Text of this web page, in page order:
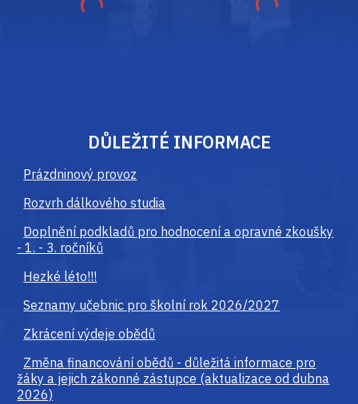
DŮLEŽITÉ INFORMACE
Prázdninový provoz
Rozvrh dálkového studia
Doplnění podkladů pro hodnocení a opravné zkoušky
- 1. - 3. ročníků
Hezké léto!!!
Seznamy učebnic pro školní rok 2026/2027
Zkrácení výdeje obědů
Změna financování obědů - důležitá informace pro
žáky a jejich zákonné zástupce (aktualizace od dubna
2026)